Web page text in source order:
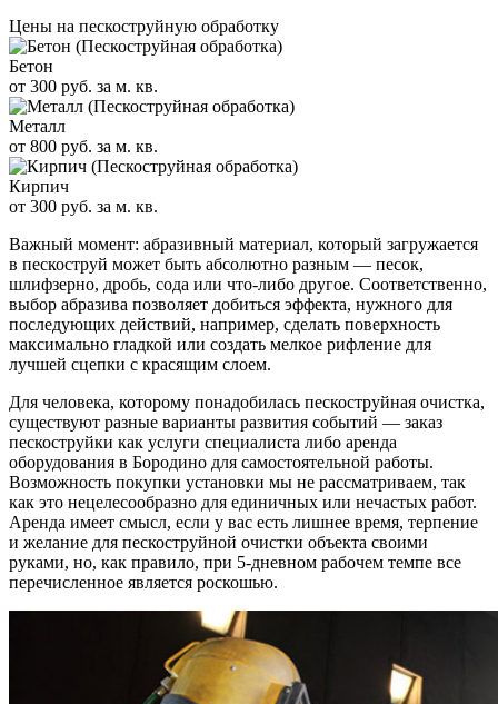
Цены на пескоструйную обработку
Бетон
от 300 руб. за м. кв.
Металл
от 800 руб. за м. кв.
Кирпич
от 300 руб. за м. кв.
Важный момент: абразивный материал, который загружается
в пескоструй может быть абсолютно разным — песок,
шлифзерно, дробь, сода или что-либо другое. Соответственно,
выбор абразива позволяет добиться эффекта, нужного для
последующих действий, например, сделать поверхность
максимально гладкой или создать мелкое рифление для
лучшей сцепки с красящим слоем.
Для человека, которому понадобилась пескоструйная очистка,
существуют разные варианты развития событий — заказ
пескоструйки как услуги специалиста либо аренда
оборудования в Бородино для самостоятельной работы.
Возможность покупки установки мы не рассматриваем, так
как это нецелесообразно для единичных или нечастых работ.
Аренда имеет смысл, если у вас есть лишнее время, терпение
и желание для пескоструйной очистки объекта своими
руками, но, как правило, при 5-дневном рабочем темпе все
перечисленное является роскошью.